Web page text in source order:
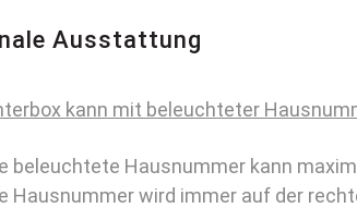
Ausstattung
kann mit beleuchteter
beleuchtete Hausnummer kann
Hausnummer wird immer auf der